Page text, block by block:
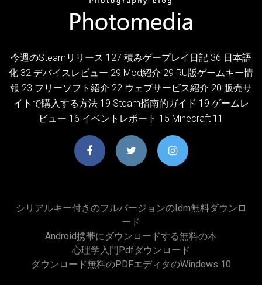
今週のSteamリリース 127 積みゲープレイ日記 36 日本語
化 32 デバイスレビュー 29 Mod紹介 29 RU版ゲームキー情
報 23 フリーソフト紹介 22 ウェブサービス紹介 20 販売サ
イトで購入する方法 19 Steam指南的ガイド 19 ゲームレ
ビュー 16 イベントレポート 15 Minecraft 11
シリアルキー付きのフルバージョンのidm無料ダウンロ
ード
Android携帯にダウンロードする無料の本
心理学入門pdfダウンロード
ダウンロード無料のPDFエディタのWindows 10